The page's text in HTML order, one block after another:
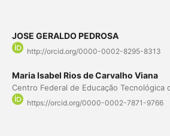
JOSE GERALDO PEDROSA
http://orcid.org/0000-0002-8295-8313
Maria Isabel Rios de Carvalho Viana
Centro Federal de Educação Tecnológica
https://orcid.org/0000-0002-7871-9766